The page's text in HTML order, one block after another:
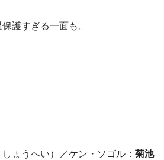
護すぎる一面も。
ょうへい）／ケン・ソゴル： 菊池